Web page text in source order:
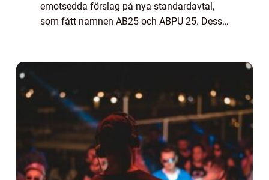
emotsedda förslag på nya standardavtal,
som fått namnen AB25 och ABPU 25. Dessa